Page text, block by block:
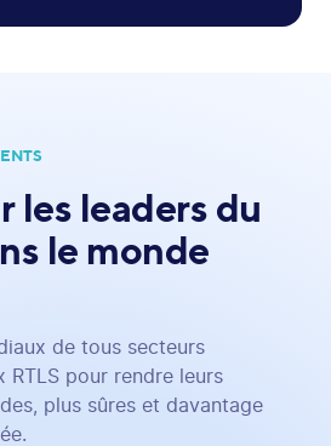
les leaders du
le monde
de tous secteurs
RTLS pour rendre leurs
plus sûres et davantage